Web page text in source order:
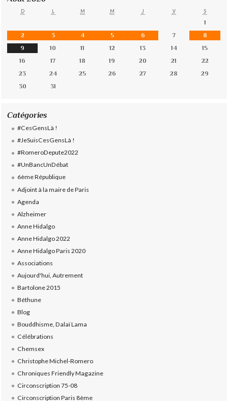
D L M M J V S
1
2
3 4 5 6 7
8
9
10 11 12 13 14
15
16
17 18 19 20 21
22
23
24 25 26 27 28
29
30
31
Catégories
#CesGensLà !
#JeSuisCesGensLà !
#RomeroDepute2022
#UnBancUnDébat
6ème République
Adjoint à la maire de Paris
Agenda
Alzheimer
Anne Hidalgo
Anne Hidalgo 2022
Anne Hidalgo Paris 2020
Associations
Aujourd'hui, Autrement
Bartolone 2015
Béthune
Blog
Bouddhisme, Dalaï Lama
Célébrations
Chemsex
Christophe Michel-Romero
Chroniques Friendly Magazine
Circonscription 75-08
Circonscription Paris 8ème